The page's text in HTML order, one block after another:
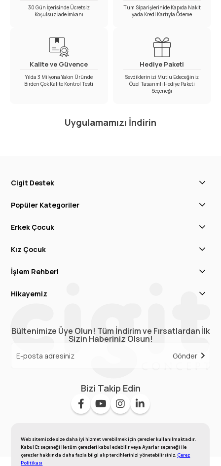
Web sitemizde size daha iyi hizmet verebilmek için çerezler kullanılmaktadır.
Kabul Et seçeneği ile tüm çerezleri kabul edebilir veya Ayarlar seçeneği ile
çerezler hakkında daha fazla bilgi alıp tercihlerinizi yönetebilirsiniz.Çerez
Politikası
30 Gün İçerisinde Ücretsiz
Koşulsuz İade İmkanı
Tüm Siparişlerinide Kapıda Nakit
yada Kredi Kartıyla Ödeme
Kalite ve Güvence
Yılda 3 Milyona Yakın Üründe
Birden Çok Kalite Kontrol Testi
Hediye Paketi
Sevdiklerinizi Mutlu Edeceğiniz
Özel Tasarımlı Hediye Paketi
Seçeneği
Uygulamamızı İndirin
Cigit Destek
Popüler Kategoriler
Erkek Çocuk
Kız Çocuk
İşlem Rehberi
Hikayemiz
Bültenimize Üye Olun! Tüm İndirim ve Fırsatlardan İlk
Sizin Haberiniz Olsun!
Gönder
Bizi Takip Edin